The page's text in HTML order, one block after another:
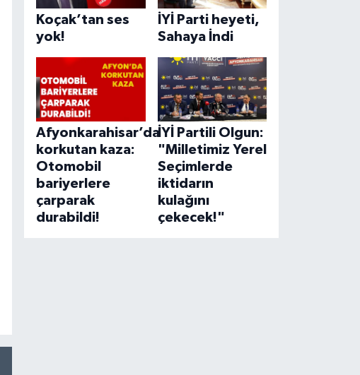
Koçak’tan ses
yok!
İYİ Parti heyeti,
Sahaya İndi
Afyonkarahisar’da
korkutan kaza:
Otomobil
bariyerlere
çarparak
durabildi!
İYİ Partili Olgun:
"Milletimiz Yerel
Seçimlerde
iktidarın
kulağını
çekecek!"